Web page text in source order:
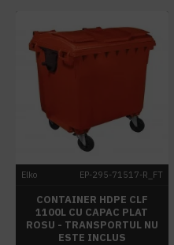
Elko EP-295-71517-R_FT
CONTAINER HDPE CLF
1100L CU CAPAC PLAT
ROSU - TRANSPORTUL NU
ESTE INCLUS